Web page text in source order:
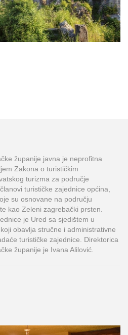
županije javna je neprofitna
Zakona o turističkim
turizma za područje
turističke zajednice općina,
su osnovane na području
kao Zeleni zagrebački prsten.
je Ured sa sjedištem u
obavlja stručne i administrativne
turističke zajednice. Direktorica
županije je Ivana Alilović.